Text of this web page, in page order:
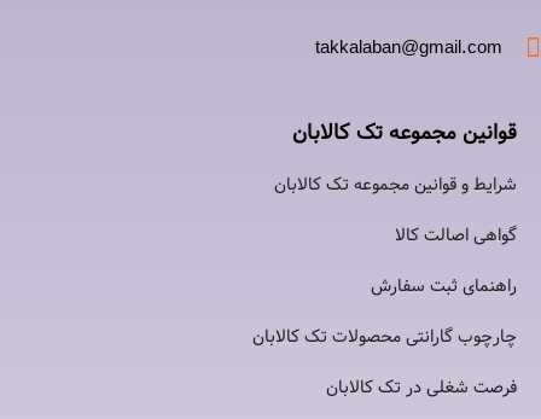
takkalaban@gmail.com
قوانین مجموعه تک کالابان
شرایط و قوانین مجموعه تک کالابان
گواهی اصالت كالا
راهنمای ثبت سفارش
چارچوب گارانتی محصولات تک کالابان
فرصت شغلی در تک کالابان